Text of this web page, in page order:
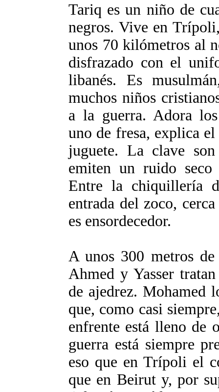
Tariq es un niño de
negros. Vive en
unos 70 kilómetros al
disfrazado con el
libanés. Es
muchos niños
a la guerra. Adora
uno de fresa, explica
juguete. La clave son
emiten un ruido
Entre la chiquillería
entrada del zoco,
es ensordecedor.
A unos 300 metros
Ahmed y Yasser
de ajedrez. Mohamed
que, como casi
enfrente está lleno de
guerra está siempre
eso que en Trípoli el
que en Beirut y, por